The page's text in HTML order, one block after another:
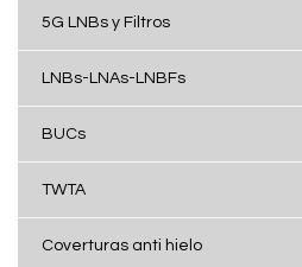
5G LNBs y Filtros
LNBs-LNAs-LNBFs
BUCs
TWTA
Coverturas anti hielo